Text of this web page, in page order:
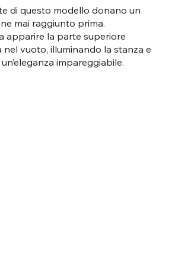
di questo modello donano un
mai raggiunto prima.
apparire la parte superiore
vuoto, illuminando la stanza e
impareggiabile.